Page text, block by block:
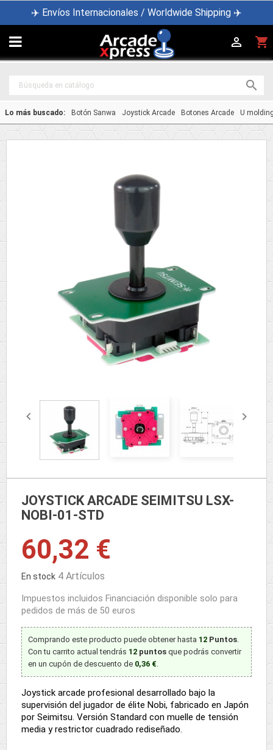
✈️ Envíos Internacionales / Worldwide Shipping ✈️
 shopping_cart


Lo más buscado: Botón Sanwa Joystick Arcade Botones Arcade U
 
JOYSTICK ARCADE SEIMITSU LSX-
NOBI-01-STD
60,32 €
En stock 4 Artículos
Impuestos incluidos Financiación disponible solo para
pedidos de más de 50 euros
Comprando este producto puede obtener hasta 12 Puntos.
Con tu carrito actual tendrás 12 puntos que podrás convertir
en un cupón de descuento de 0,36 €.
Joystick arcade profesional desarrollado bajo la
supervisión del jugador de élite Nobi, fabricado en Japón
por Seimitsu. Versión Standard con muelle de tensión
media y restrictor cuadrado rediseñado.